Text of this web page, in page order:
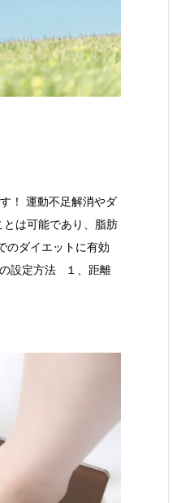
！ 運動不足解消やダ
は可能であり、脂肪
のダイエットに有効
設定方法 １、距離